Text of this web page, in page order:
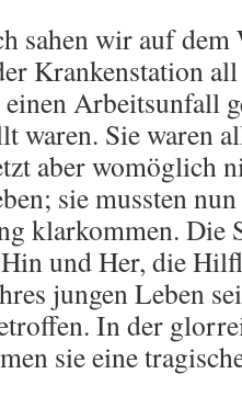
sahen wir auf dem
Krankenstation
Arbeitsunfall
waren. Sie waren
aber womöglich
sie mussten
klarkommen. Die
und Her, die
jungen Leben
In der
sie eine